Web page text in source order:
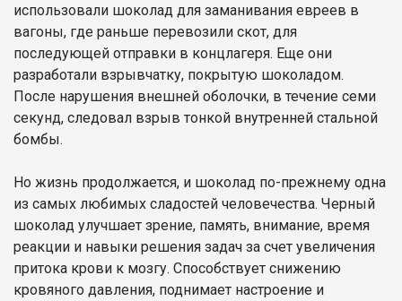
использовали шоколад для заманивания евреев в
вагоны, где раньше перевозили скот, для
последующей отправки в концлагеря. Еще они
разработали взрывчатку, покрытую шоколадом.
После нарушения внешней оболочки, в течение семи
секунд, следовал взрыв тонкой внутренней стальной
бомбы.
Но жизнь продолжается, и шоколад по-прежнему одна
из самых любимых сладостей человечества. Черный
шоколад улучшает зрение, память, внимание, время
реакции и навыки решения задач за счет увеличения
притока крови к мозгу. Способствует снижению
кровяного давления, поднимает настроение и